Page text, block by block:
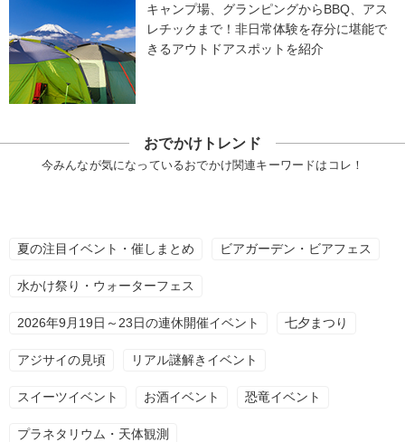
キャンプ場、グランピングからBBQ、アス
レチックまで！非日常体験を存分に堪能で
きるアウトドアスポットを紹介
おでかけトレンド
今みんなが気になっているおでかけ関連キーワードはコレ！
夏の注目イベント・催しまとめ ビアガーデン・ビアフェス
水かけ祭り・ウォーターフェス
2026年9月19日～23日の連休開催イベント 七夕まつり
アジサイの見頃 リアル謎解きイベント
スイーツイベント お酒イベント 恐竜イベント
プラネタリウム・天体観測